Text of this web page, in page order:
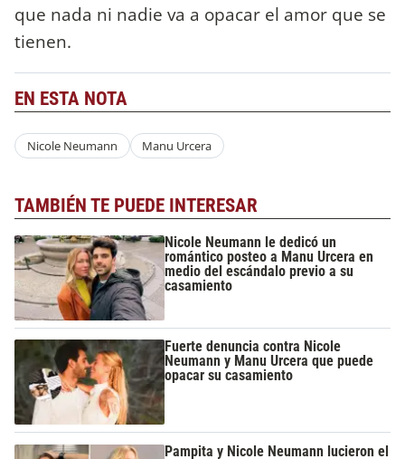
que nada ni nadie va a opacar el amor que se
tienen.
EN ESTA NOTA
Nicole Neumann Manu Urcera
TAMBIÉN TE PUEDE INTERESAR
Nicole Neumann le dedicó un
romántico posteo a Manu Urcera en
medio del escándalo previo a su
casamiento
Fuerte denuncia contra Nicole
Neumann y Manu Urcera que puede
opacar su casamiento
Pampita y Nicole Neumann lucieron el